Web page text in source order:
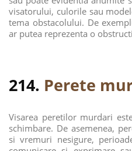
visatorului, culorile sau
tema obstacolului. De
ar putea reprezenta o
214. Perete
Visarea peretilor murdari
schimbare. De asemenea,
si vremuri nesigure,